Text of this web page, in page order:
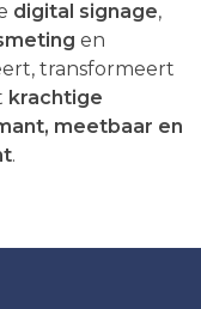
digital signage,
en
transformeert
krachtige
meetbaar en
.